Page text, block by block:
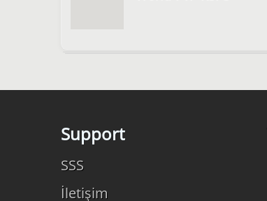
Support
SSS
İletişim